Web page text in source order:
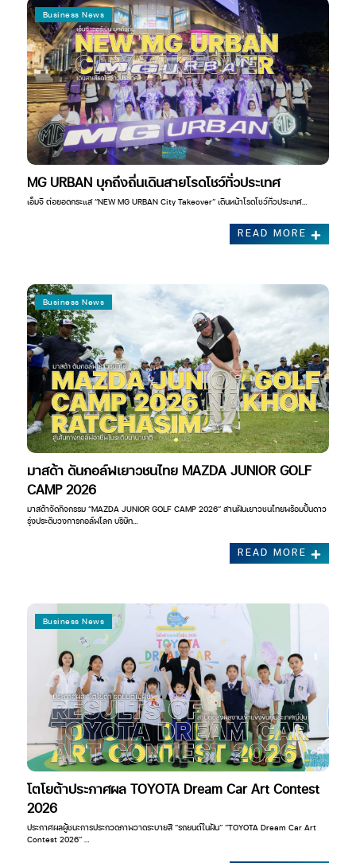
Business News
MG URBAN บุกถึงถิ่นเดินสายโรดโชว์ทั่วประเทศ
เอ็มจี ต่อยอดกระแส “NEW MG URBAN City Takeover” เดินหน้าโรดโชว์ทั่วประเทศ…
READ MORE
Business News
มาสด้า ดันกอล์ฟเยาวชนไทย MAZDA JUNIOR GOLF
CAMP 2026
มาสด้าจัดกิจกรรม “MAZDA JUNIOR GOLF CAMP 2026” สานฝันเยาวชนไทยพร้อมปั้นดาว
รุ่งประดับวงการกอล์ฟโลก บริษัท…
READ MORE
Business News
โตโยต้าประกาศผล TOYOTA Dream Car Art Contest
2026
ประกาศผลผู้ชนะการประกวดภาพวาดระบายสี “รถยนต์ในฝัน” “TOYOTA Dream Car Art
Contest 2026” …